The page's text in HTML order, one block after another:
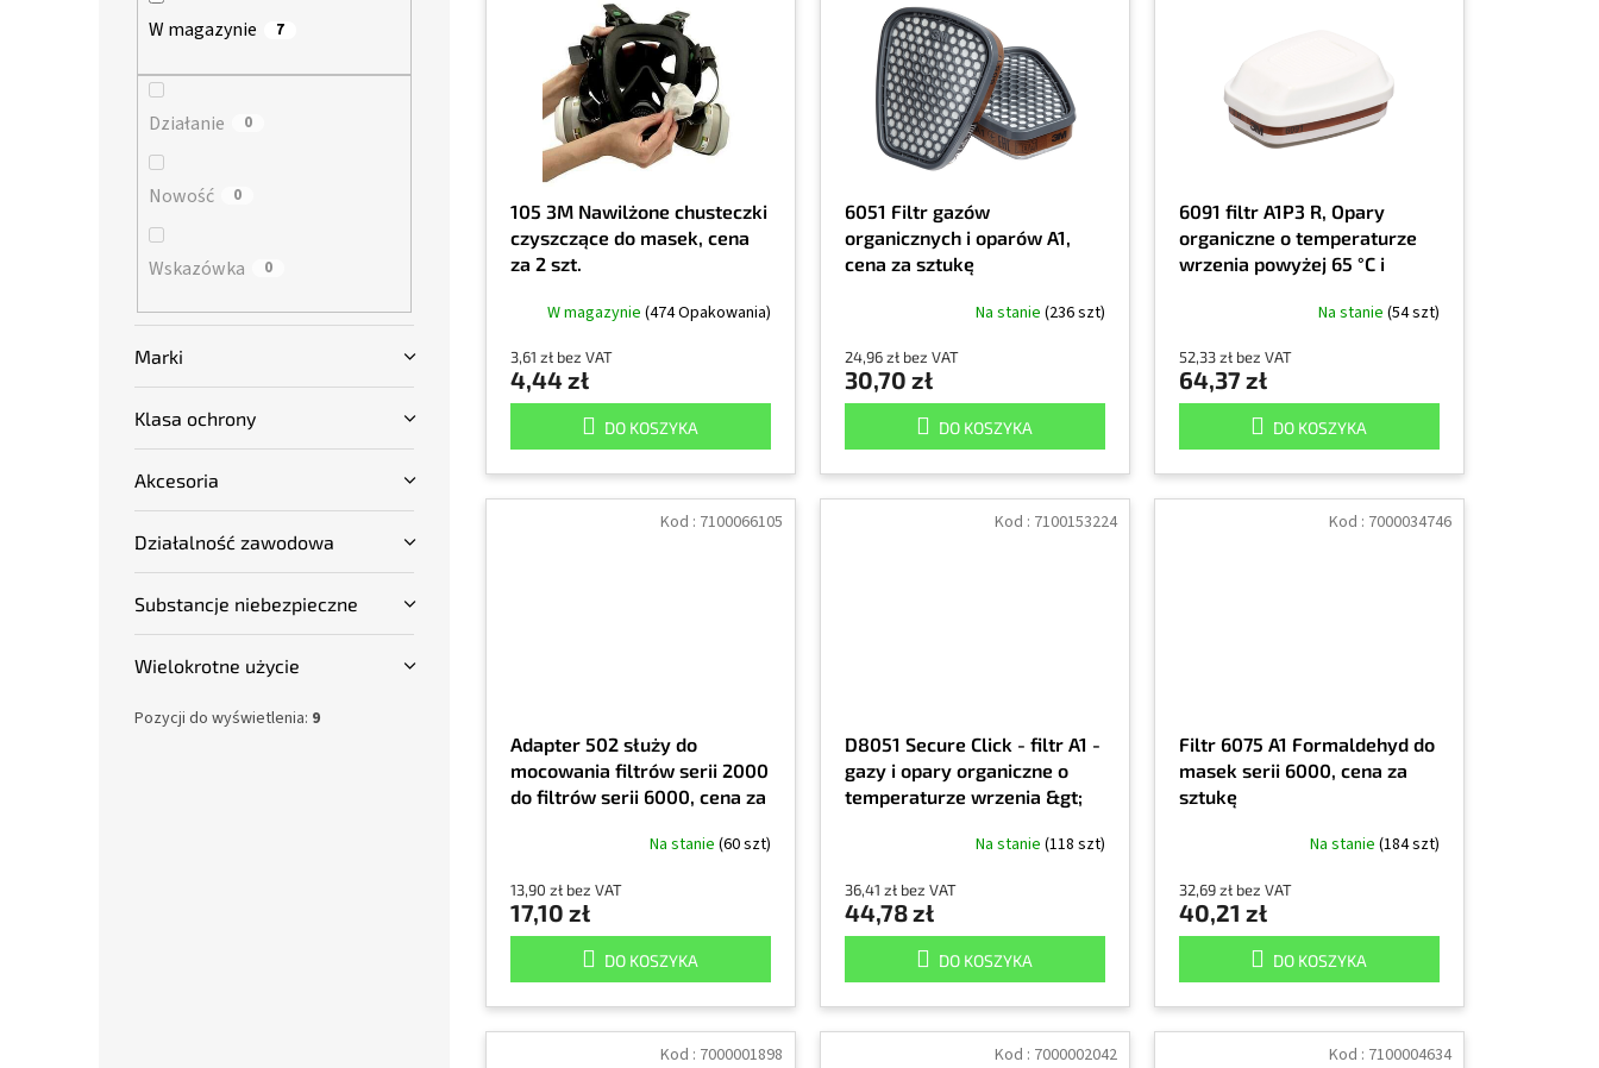
W magazynie 7
Działanie 0
Nowość 0
Wskazówka 0
Marki
Klasa ochrony
Akcesoria
Działalność zawodowa
Substancje niebezpieczne
Wielokrotne użycie
Pozycji do wyświetlenia: 9
105 3M Nawilżone chusteczki
czyszczące do masek, cena
za 2 szt.
W magazynie (474 Opakowania)
3,61 zł bez VAT
4,44 zł
DO KOSZYKA
6051 Filtr gazów
organicznych i oparów A1,
cena za sztukę
Na stanie (236 szt)
24,96 zł bez VAT
30,70 zł
DO KOSZYKA
6091 filtr A1P3 R, Opary
organiczne o temperaturze
wrzenia powyżej 65 °C i
Na stanie (54 szt)
52,33 zł bez VAT
64,37 zł
DO KOSZYKA
Adapter 502 służy do
mocowania filtrów serii 2000
do filtrów serii 6000, cena za
Na stanie (60 szt)
13,90 zł bez VAT
17,10 zł
DO KOSZYKA
Kod : 7100066105
D8051 Secure Click - filtr A1 -
gazy i opary organiczne o
temperaturze wrzenia &gt;
Na stanie (118 szt)
36,41 zł bez VAT
44,78 zł
DO KOSZYKA
Kod : 7100153224
Filtr 6075 A1 Formaldehyd do
masek serii 6000, cena za
sztukę
Na stanie (184 szt)
32,69 zł bez VAT
40,21 zł
DO KOSZYKA
Kod : 7000034746
Kod : 7000001898 Kod : 7000002042 Kod : 7100004634